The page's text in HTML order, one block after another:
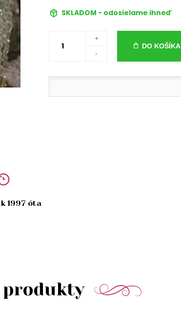
SKLADOM - odosielame ihneď
+
-
DO KOŠÍKA
1997 óta
produkty